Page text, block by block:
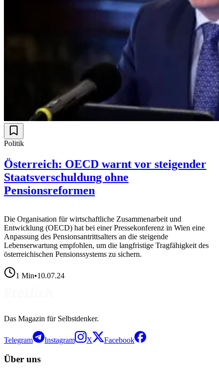
Politik
Österreich: OECD warnt vor steigender
Staatsverschuldung ohne
Pensionsreformen
Die Organisation für wirtschaftliche Zusammenarbeit und
Entwicklung (OECD) hat bei einer Pressekonferenz in Wien eine
Anpassung des Pensionsantrittsalters an die steigende
Lebenserwartung empfohlen, um die langfristige Tragfähigkeit des
österreichischen Pensionssystems zu sichern.
1 Min•10.07.24
Das Magazin für Selbstdenker.
Telegram Instagram X Facebook
Über uns